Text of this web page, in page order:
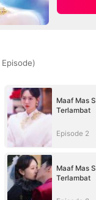
Episode)
Maaf Mas
Terlambat
Episode 2
Maaf Mas
Terlambat